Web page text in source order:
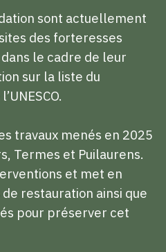
sont actuellement
des forteresses
le cadre de leur
sur la liste du
travaux menés en 2025
Termes et Puilaurens.
et met en
restauration ainsi que
pour préserver cet